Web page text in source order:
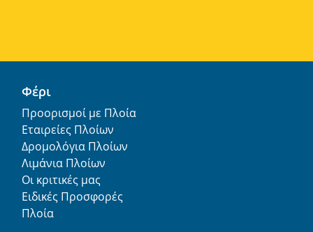
Φέρι
Προορισμοί με Πλοία
Εταιρείες Πλοίων
Δρομολόγια Πλοίων
Λιμάνια Πλοίων
Οι κριτικές μας
Ειδικές Προσφορές
Πλοία